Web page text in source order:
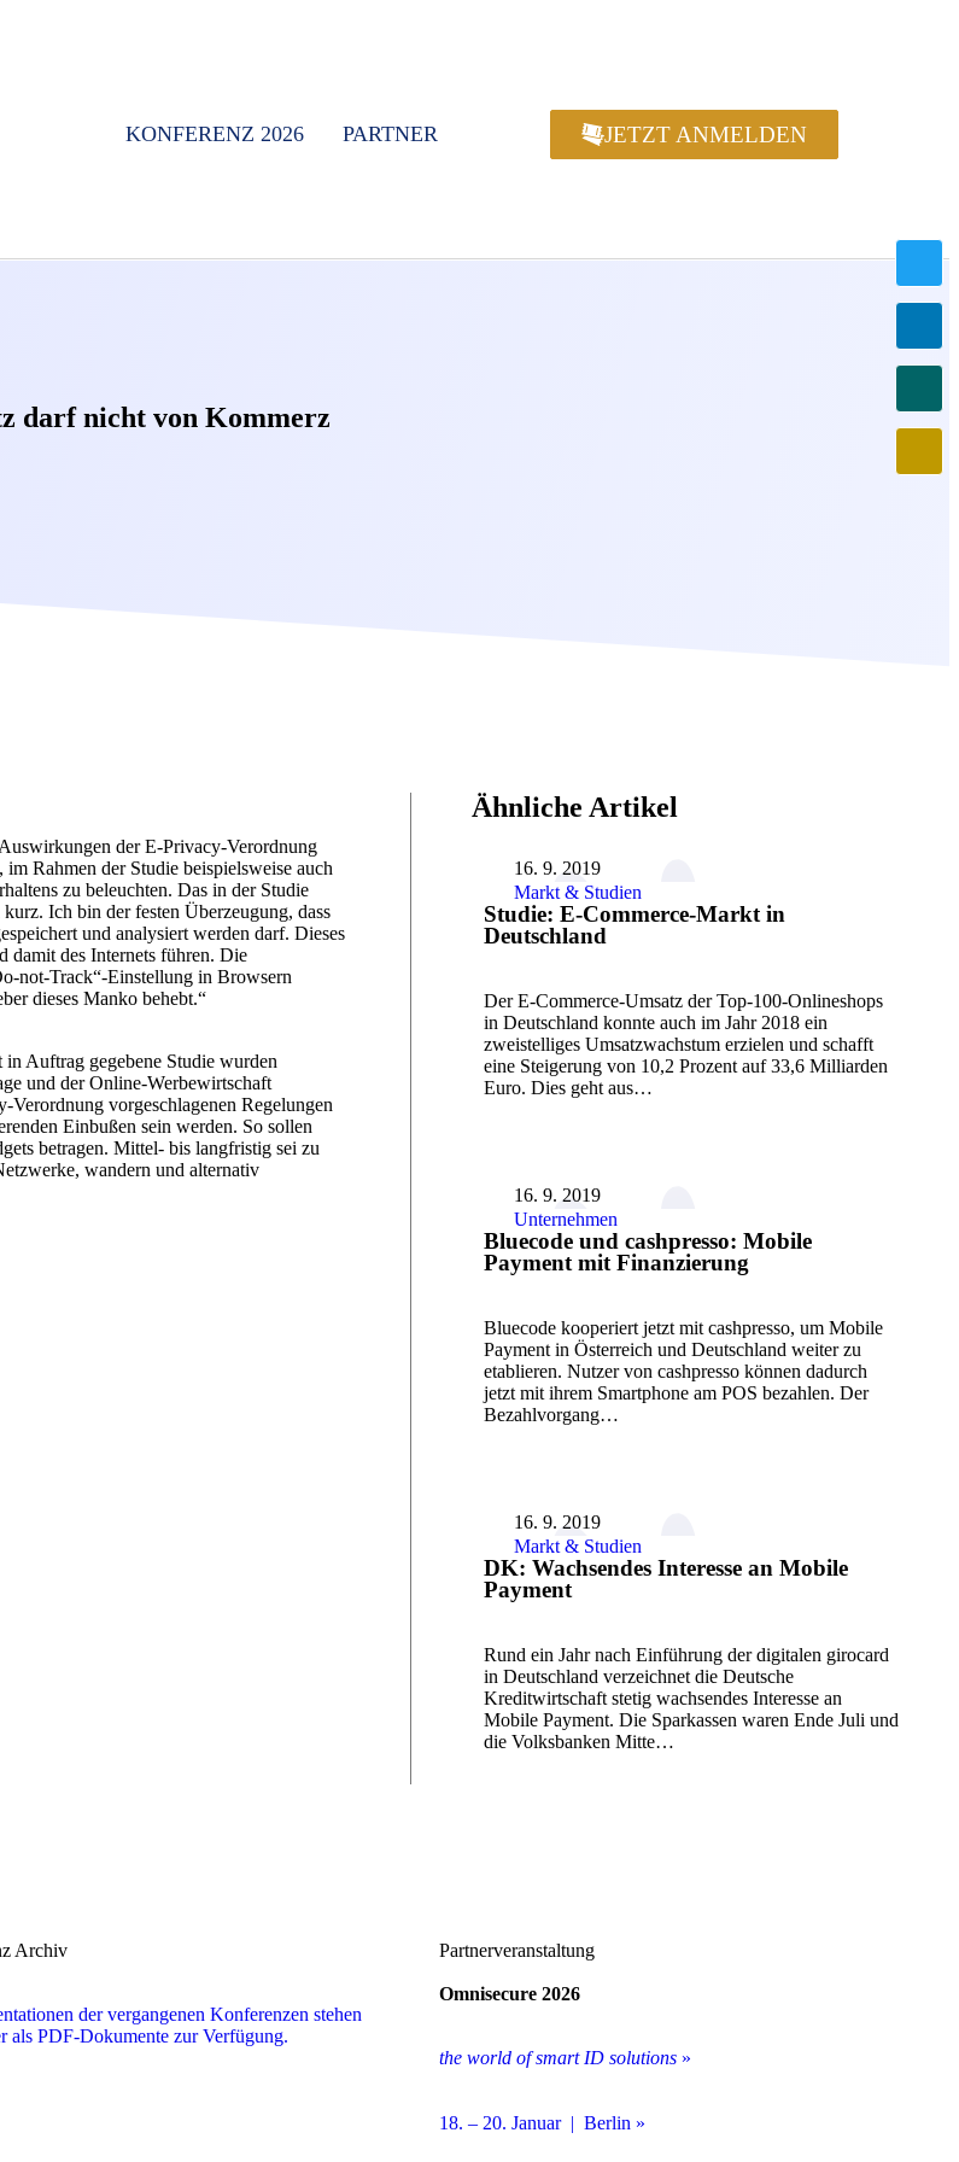
KONFERENZ 2026 PARTNER JETZT ANMELDEN
darf nicht von Kommerz
der E-Privacy-Verordnung
Rahmen der Studie beispielsweise auch
zu beleuchten. Das in der Studie
Ich bin der festen Überzeugung, dass
und analysiert werden darf. Dieses
damit des Internets führen. Die
not-Track“-Einstellung in Browsern
dieses Manko behebt.“
Auftrag gegebene Studie wurden
und der Online-Werbewirtschaft
vorgeschlagenen Regelungen
Einbußen sein werden. So sollen
betragen. Mittel- bis langfristig sei zu
wandern und alternativ
Ähnliche Artikel
16. 9. 2019
Markt & Studien
Studie: E-Commerce-Markt in
Deutschland
Der E-Commerce-Umsatz der Top-100-Onlineshops
in Deutschland konnte auch im Jahr 2018 ein
zweistelliges Umsatzwachstum erzielen und schafft
eine Steigerung von 10,2 Prozent auf 33,6 Milliarden
Euro. Dies geht aus…
16. 9. 2019
Unternehmen
Bluecode und cashpresso: Mobile
Payment mit Finanzierung
Bluecode kooperiert jetzt mit cashpresso, um Mobile
Payment in Österreich und Deutschland weiter zu
etablieren. Nutzer von cashpresso können dadurch
jetzt mit ihrem Smartphone am POS bezahlen. Der
Bezahlvorgang…
16. 9. 2019
Markt & Studien
DK: Wachsendes Interesse an Mobile
Payment
Rund ein Jahr nach Einführung der digitalen girocard
in Deutschland verzeichnet die Deutsche
Kreditwirtschaft stetig wachsendes Interesse an
Mobile Payment. Die Sparkassen waren Ende Juli und
die Volksbanken Mitte…
Archiv
der vergangenen Konferenzen stehen
als PDF-Dokumente zur Verfügung.
Partnerveranstaltung
Omnisecure 2026
the world of smart ID solutions »
18. – 20. Januar | Berlin »